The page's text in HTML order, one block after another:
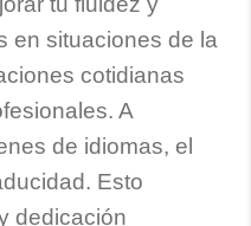
en situaciones de la
cotidianas
A
de idiomas, el
Esto
dedicación